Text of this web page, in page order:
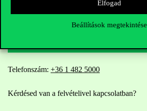
Elfogad
Beállítások megtekintése
Telefonszám: +36 1 482 5000
Kérdésed van a felvételivel kapcsolatban?